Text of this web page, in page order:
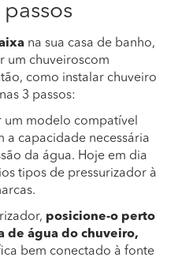
na sua casa de banho,
um chuveiroscom
como instalar chuveiro
3 passos:
modelo compatível
a capacidade necessária
da água. Hoje em dia
tipos de pressurizador à
posicione-o perto
de água do chuveiro,
bem conectado à fonte